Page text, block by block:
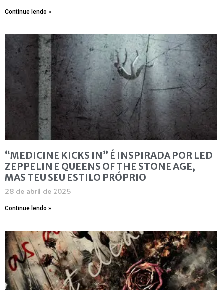
Continue lendo »
“MEDICINE KICKS IN” É INSPIRADA POR LED
ZEPPELIN E QUEENS OF THE STONE AGE,
MAS TEU SEU ESTILO PRÓPRIO
28 de abril de 2025
Continue lendo »